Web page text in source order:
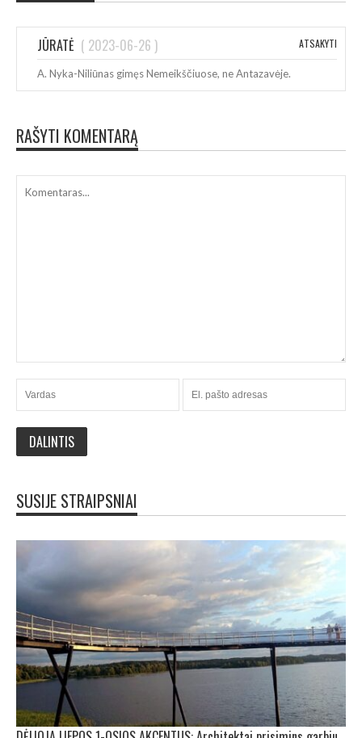
JŪRATĖ ( 2023-06-26 ) ATSAKYTI
A. Nyka-Niliūnas gimęs Nemeikščiuose, ne Antazavėje.
RAŠYTI KOMENTARĄ
SUSIJE STRAIPSNIAI